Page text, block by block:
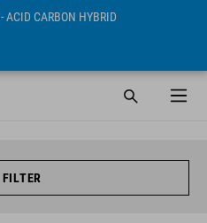
- ACID CARBON HYBRID
FILTER